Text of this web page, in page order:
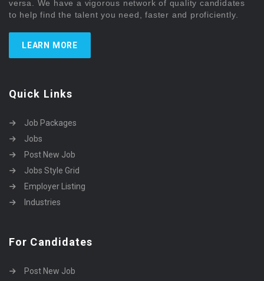
versa. We have a vigorous network of quality candidates
to help find the talent you need, faster and proficiently.
LEARN MORE
Quick Links
Job Packages
Jobs
Post New Job
Jobs Style Grid
Employer Listing
Industries
For Candidates
Post New Job